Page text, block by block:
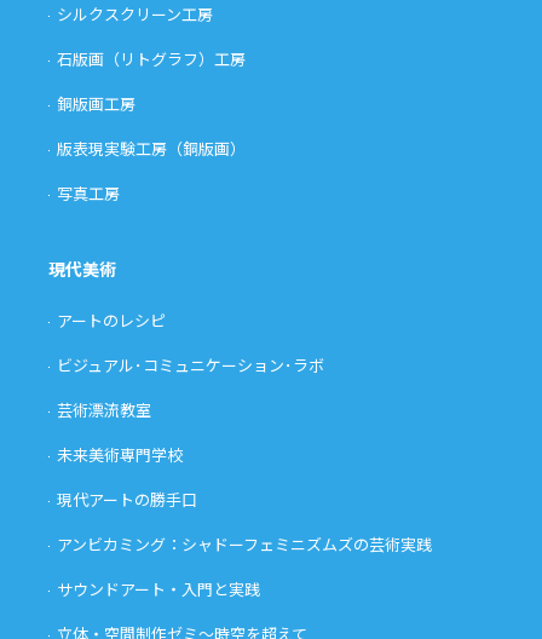
シルクスクリーン工房
石版画（リトグラフ）工房
銅版画工房
版表現実験工房（銅版画）
写真工房
現代美術
アートのレシピ
ビジュアル･コミュニケーション･ラボ
芸術漂流教室
未来美術専門学校
現代アートの勝手口
アンビカミング：シャドーフェミニズムズの芸術実践
サウンドアート・入門と実践
立体・空間制作ゼミ〜時空を超えて